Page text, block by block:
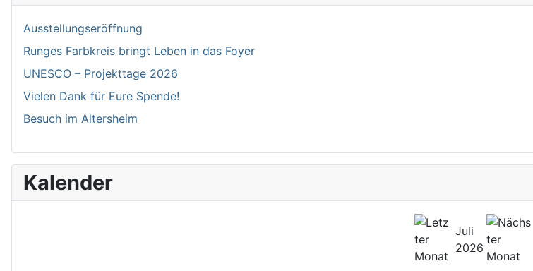
Ausstellungseröffnung
Runges Farbkreis bringt Leben in das Foyer
UNESCO – Projekttage 2026
Vielen Dank für Eure Spende!
Besuch im Altersheim
Kalender
Juli
2026